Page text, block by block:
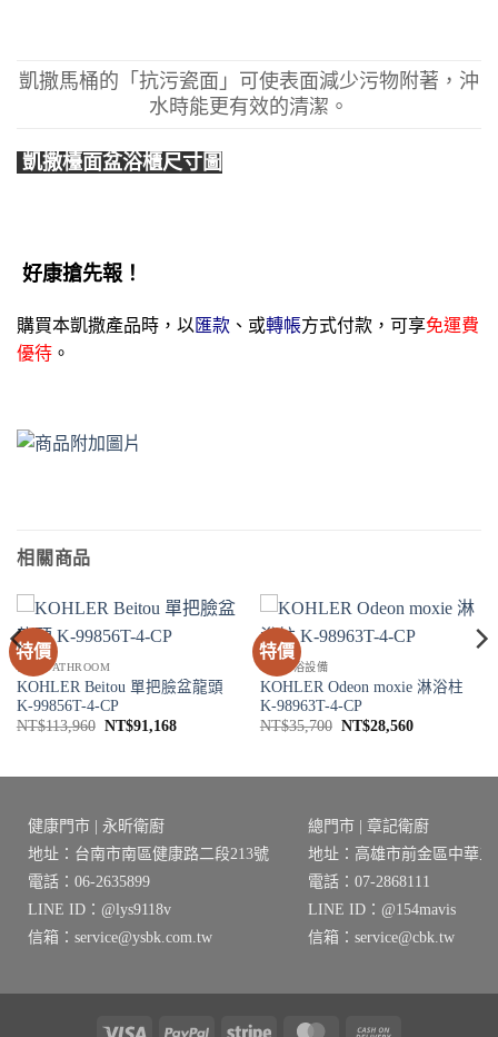
凱撒馬桶的「抗污瓷面」可使表面減少污物附著，沖
水時能更有效的清潔。
凱撒檯面盆浴櫃尺寸圖
好康搶先報！
購買本凱撒產品時，以 匯款 、或轉帳方式付款， 可享免運費
優待 。
相關商品
特價
衛浴 BATHROOM
KOHLER Beitou 單把臉盆龍頭
K-99856T-4-CP
NT$113,960 原
NT$91,168目
特價
SPA淋浴設備
KOHLER Odeon moxie 淋浴柱
K-98963T-4-CP
NT$35,700 原
NT$28,560目
健康門市 | 永昕衛廚
地址：台南市南區健康路二段213號
電話：06-2635899
LINE ID：@lys9118v
信箱：service@ysbk.com.tw
總門市 | 章記衛廚
地址：高雄市前金區中華三
電話：07-2868111
LINE ID：@154mavis
信箱：service@cbk.tw
Visa PayPal Stripe MasterCard